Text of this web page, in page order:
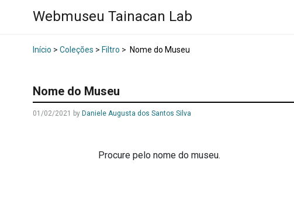
Webmuseu Tainacan Lab
Início > Coleções > Filtro > Nome do Museu
Nome do Museu
01/02/2021 by Daniele Augusta dos Santos Silva
Procure pelo nome do museu.